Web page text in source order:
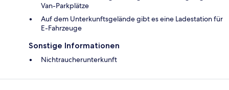
Van-Parkplätze
Auf dem Unterkunftsgelände gibt es eine Ladestation für
E-Fahrzeuge
Sonstige Informationen
Nichtraucherunterkunft